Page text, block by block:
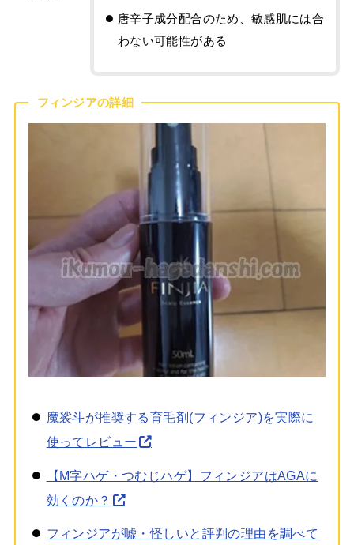
唐辛子成分配合のため、敏感肌には合
わない可能性がある
フィンジアの詳細
魔裟斗が推奨する育毛剤(フィンジア)を実際に
使ってレビュー
【M字ハゲ・つむじハゲ】フィンジアはAGAに
効くのか？
フィンジアが嘘・怪しいと評判の理由を調べて